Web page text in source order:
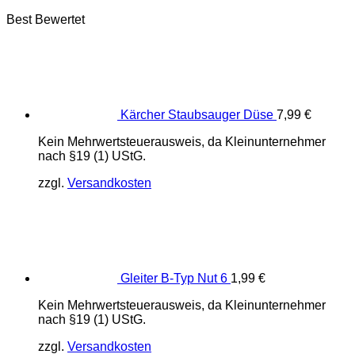
Best Bewertet
Kärcher Staubsauger Düse 7,99 €
Kein Mehrwertsteuerausweis, da Kleinunternehmer
nach §19 (1) UStG.
zzgl. Versandkosten
Gleiter B-Typ Nut 6 1,99 €
Kein Mehrwertsteuerausweis, da Kleinunternehmer
nach §19 (1) UStG.
zzgl. Versandkosten